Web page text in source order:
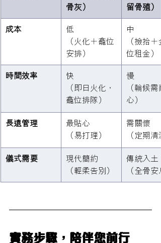
骨灰）
留骨殖）
成本
低
（火化＋龕位
安排）
中
（撿拾＋
位租金）
時間效率
快
（即日火化，
龕位排隊）
慢
（輪候需
心）
長遠管理
最貼心
（易打理）
需關懷
（定期清
儀式需要
現代簡約
（輕柔告別）
傳統入土
（全骨安
實務步驟，陪伴您前行